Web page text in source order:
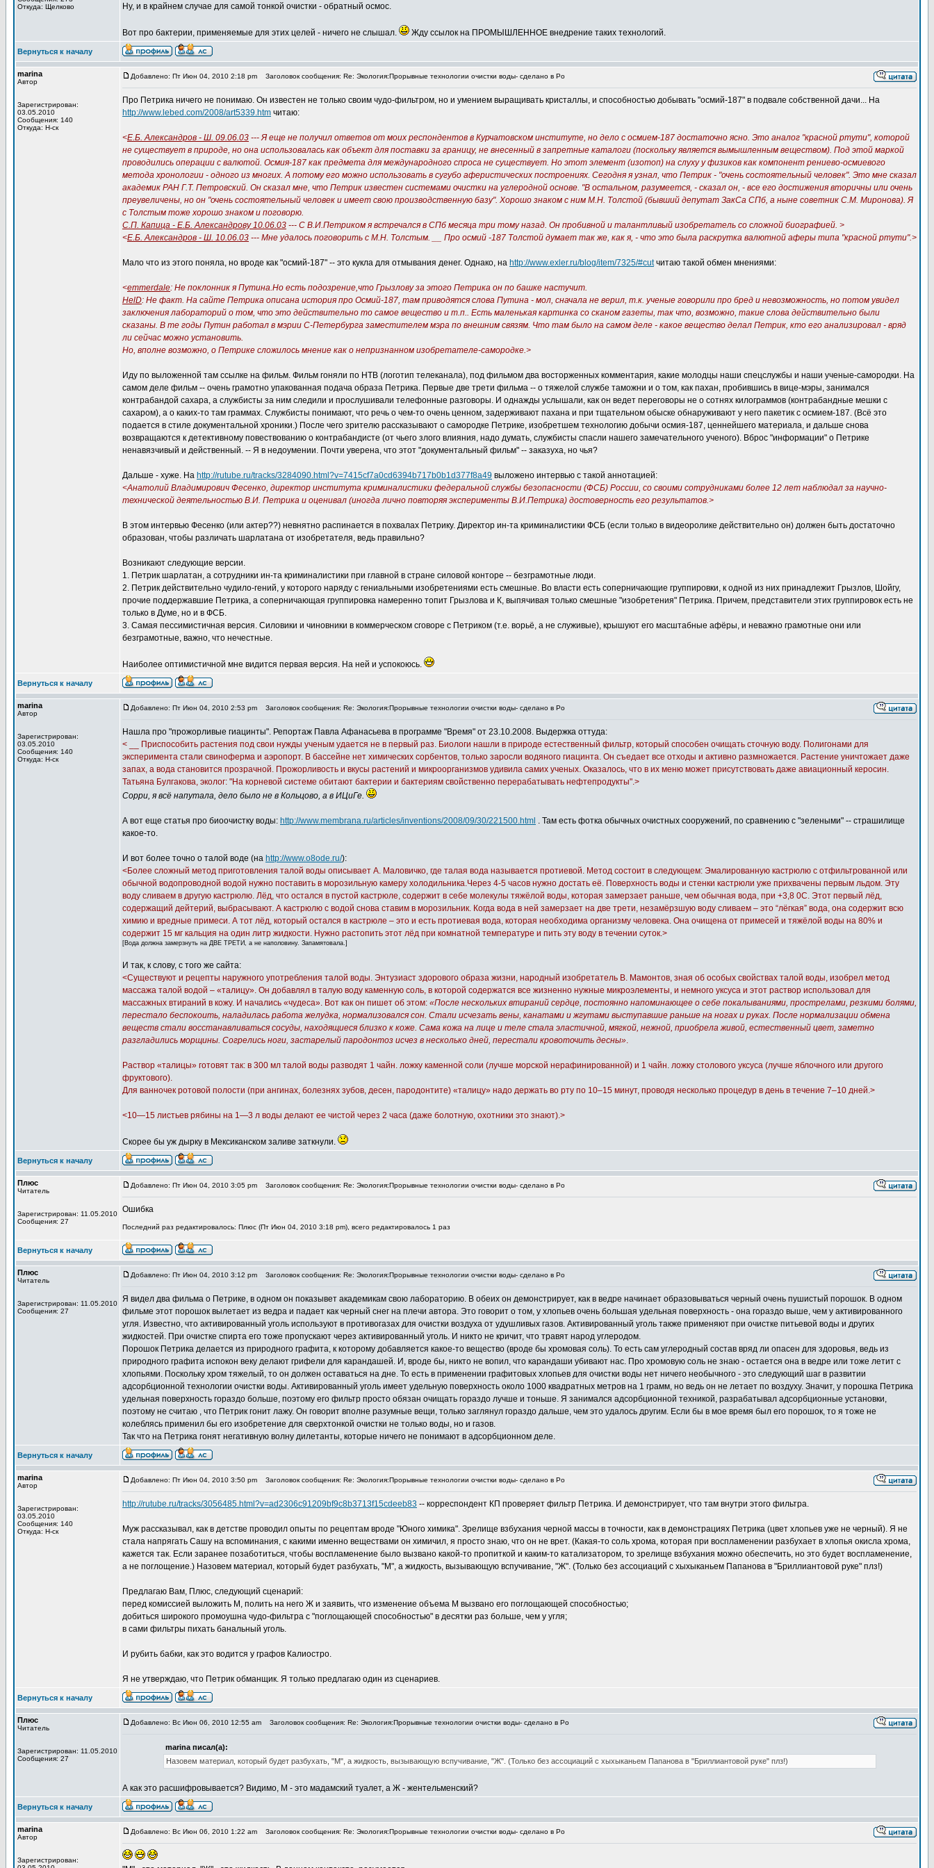
Откуда: Щелково
Ну, и в крайнем случае для самой тонкой очистки - обратный осмос.
Вот про бактерии, применяемые для этих целей - ничего не слышал. Жду ссылок на ПРОМЫШЛЕННОЕ внедрение таких технологий.
Вернуться к началу
marina
Автор
Зарегистрирован:
03.05.2010
Сообщения: 140
Откуда: Н-ск
Добавлено: Пт Июн 04, 2010 2:18 pm Заголовок сообщения: Re: Экология:Прорывные технологии очистки воды- сделано в Ро
Про Петрика ничего не понимаю. Он известен не только своим чудо-фильтром, но и умением выращивать кристаллы, и способностью добывать "осмий-187" в подвале собственной дачи... На
http://www.lebed.com/2008/art5339.htm читаю:
<Е.Б. Александров - Ш. 09.06.03 --- Я еще не получил ответов от моих респондентов в Курчатовском институте, но дело с осмием-187 достаточно ясно. Это аналог "красной ртути", которой
не существует в природе, но она использовалась как объект для поставки за границу, не внесенный в запретные каталоги (поскольку является вымышленным веществом). Под этой маркой
проводились операции с валютой. Осмия-187 как предмета для международного спроса не существует. Но этот элемент (изотоп) на слуху у физиков как компонент рениево-осмиевого
метода хронологии - одного из многих. А потому его можно использовать в сугубо аферистических построениях. Сегодня я узнал, что Петрик - "очень состоятельный человек". Это мне сказал
академик РАН Г.Т. Петровский. Он сказал мне, что Петрик известен системами очистки на углеродной основе. "В остальном, разумеется, - сказал он, - все его достижения вторичны или очень
преувеличены, но он "очень состоятельный человек и имеет свою производственную базу". Хорошо знаком с ним М.Н. Толстой (бывший депутат ЗакСа СПб, а ныне советник С.М. Миронова). Я
с Толстым тоже хорошо знаком и поговорю.
С.П. Капица - Е.Б. Александрову 10.06.03 --- С В.И.Петриком я встречался в СПб месяца три тому назад. Он пробивной и талантливый изобретатель со сложной биографией. >
<Е.Б. Александров - Ш. 10.06.03 --- Мне удалось поговорить с М.Н. Толстым. __ Про осмий -187 Толстой думает так же, как я, - что это была раскрутка валютной аферы типа "красной ртути".>
Мало что из этого поняла, но вроде как "осмий-187" -- это кукла для отмывания денег. Однако, на http://www.exler.ru/blog/item/7325/#cutчитаю такой обмен мнениями:
<emmerdale: Не поклонник я Путина.Но есть подозрение,что Грызлову за этого Петрика он по башке настучит.
HelD: Не факт. На сайте Петрика описана история про Осмий-187, там приводятся слова Путина - мол, сначала не верил, т.к. ученые говорили про бред и невозможность, но потом увидел
заключения лабораторий о том, что это действительно то самое вещество и т.п.. Есть маленькая картинка со сканом газеты, так что, возможно, такие слова действительно были
сказаны. В те годы Путин работал в мэрии С-Петербурга заместителем мэра по внешним связям. Что там было на самом деле - какое вещество делал Петрик, кто его анализировал - вряд
ли сейчас можно установить.
Но, вполне возможно, о Петрике сложилось мнение как о непризнанном изобретателе-самородке.>
Иду по выложенной там ссылке на фильм. Фильм гоняли по НТВ (логотип телеканала), под фильмом два восторженных комментария, какие молодцы наши спецслужбы и наши ученые-самородки. На
самом деле фильм -- очень грамотно упакованная подача образа Петрика. Первые две трети фильма -- о тяжелой службе таможни и о том, как пахан, пробившись в вице-мэры, занимался
контрабандой сахара, а службисты за ним следили и прослушивали телефонные разговоры. И однажды услышали, как он ведет переговоры не о сотнях килограммов (контрабандные мешки с
сахаром), а о каких-то там граммах. Службисты понимают, что речь о чем-то очень ценном, задерживают пахана и при тщательном обыске обнаруживают у него пакетик с осмием-187. (Всё это
подается в стиле документальной хроники.) После чего зрителю рассказывают о самородке Петрике, изобретшем технологию добычи осмия-187, ценнейшего материала, и дальше снова
возвращаются к детективному повествованию о контрабандисте (от чьего злого влияния, надо думать, службисты спасли нашего замечательного ученого). Вброс "информации" о Петрике
ненавязчивый и действенный. -- Я в недоумении. Почти уверена, что этот "документальный фильм" -- заказуха, но чья?
Дальше - хуже. На http://rutube.ru/tracks/3284090.html?v=7415cf7a0cd6394b717b0b1d377f8a49 выложено интервью с такой аннотацией:
<Анатолий Владимирович Фесенко, директор института криминалистики федеральной службы безопасности (ФСБ) России, со своими сотрудниками более 12 лет наблюдал за научно-
технической деятельностью В.И. Петрика и оценивал (иногда лично повторяя эксперименты В.И.Петрика) достоверность его результатов.>
В этом интервью Фесенко (или актер??) невнятно распинается в похвалах Петрику. Директор ин-та криминалистики ФСБ (если только в видеоролике действительно он) должен быть достаточно
образован, чтобы различать шарлатана от изобретателя, ведь правильно?
Возникают следующие версии.
1. Петрик шарлатан, а сотрудники ин-та криминалистики при главной в стране силовой конторе -- безграмотные люди.
2. Петрик действительно чудило-гений, у которого наряду с гениальными изобретениями есть смешные. Во власти есть соперничающие группировки, к одной из них принадлежит Грызлов, Шойгу,
прочие поддержавшие Петрика, а соперничающая группировка намеренно топит Грызлова и К, выпячивая только смешные "изобретения" Петрика. Причем, представители этих группировок есть не
только в Думе, но и в ФСБ.
3. Самая пессимистичная версия. Силовики и чиновники в коммерческом сговоре с Петриком (т.е. ворьё, а не служивые), крышуют его масштабные афёры, и неважно грамотные они или
безграмотные, важно, что нечестные.
Наиболее оптимистичной мне видится первая версия. На ней и успокоюсь.
Вернуться к началу
marina
Автор
Зарегистрирован:
03.05.2010
Сообщения: 140
Откуда: Н-ск
Добавлено: Пт Июн 04, 2010 2:53 pm Заголовок сообщения: Re: Экология:Прорывные технологии очистки воды- сделано в Ро
Нашла про "прожорливые гиацинты". Репортаж Павла Афанасьева в программе "Время" от 23.10.2008. Выдержка оттуда:
< __ Приспособить растения под свои нужды учeным удаeтся не в первый раз. Биологи нашли в природе естественный фильтр, который способен очищать сточную воду. Полигонами для
эксперимента стали свиноферма и аэропорт. В бассейне нет химических сорбентов, только заросли водяного гиацинта. Он съедает все отходы и активно размножается. Растение уничтожает даже
запах, а вода становится прозрачной. Прожорливость и вкусы растений и микроорганизмов удивила самих учeных. Оказалось, что в их меню может присутствовать даже авиационный керосин.
Татьяна Булгакова, эколог: "На корневой системе обитают бактерии и бактериям свойственно перерабатывать нефтепродукты".>
Сорри, я всё напутала, дело было не в Кольцово, а в ИЦиГе.
А вот еще статья про биоочистку воды: http://www.membrana.ru/articles/inventions/2008/09/30/221500.html . Там есть фотка обычных очистных сооружений, по сравнению с "зелеными" -- страшилище
какое-то.
И вот более точно о талой воде (на http://www.o8ode.ru/):
<Более сложный метод приготовления талой воды описывает А. Маловичко, где талая вода называется протиевой. Метод состоит в следующем: Эмалированную кастрюлю с отфильтрованной или
обычной водопроводной водой нужно поставить в морозильную камеру холодильника.Через 4-5 часов нужно достать её. Поверхность воды и стенки кастрюли уже прихвачены первым льдом. Эту
воду сливаем в другую кастрюлю. Лёд, что остался в пустой кастрюле, содержит в себе молекулы тяжёлой воды, которая замерзает раньше, чем обычная вода, при +3,8 0C. Этот первый лёд,
содержащий дейтерий, выбрасывают. А кастрюлю с водой снова ставим в морозильник. Когда вода в ней замерзает на две трети, незамёрзшую воду сливаем – это “лёгкая” вода, она содержит всю
химию и вредные примеси. А тот лёд, который остался в кастрюле – это и есть протиевая вода, которая необходима организму человека. Она очищена от примесей и тяжёлой воды на 80% и
содержит 15 мг кальция на один литр жидкости. Нужно растопить этот лёд при комнатной температуре и пить эту воду в течении суток.>
[Вода должна замерзнуть на ДВЕ ТРЕТИ, а не наполовину. Запамятовала.]
И так, к слову, с того же сайта:
<Существуют и рецепты наружного употребления талой воды. Энтузиаст здорового образа жизни, народный изобретатель В. Мамонтов, зная об особых свойствах талой воды, изобрел метод
массажа талой водой – «талицу». Он добавлял в талую воду каменную соль, в которой содержатся все жизненно нужные микроэлементы, и немного уксуса и этот раствор использовал для
массажных втираний в кожу. И начались «чудеса». Вот как он пишет об этом: «После нескольких втираний сердце, постоянно напоминающее о себе покалываниями, прострелами, резкими болями,
перестало беспокоить, наладилась работа желудка, нормализовался сон. Стали исчезать вены, канатами и жгутами выступавшие раньше на ногах и руках. После нормализации обмена
веществ стали восстанавливаться сосуды, находящиеся близко к коже. Сама кожа на лице и теле стала эластичной, мягкой, нежной, приобрела живой, естественный цвет, заметно
разгладились морщины. Согрелись ноги, застарелый пародонтоз исчез в несколько дней, перестали кровоточить десны».
Раствор «талицы» готовят так: в 300 мл талой воды разводят 1 чайн. ложку каменной соли (лучше морской нерафинированной) и 1 чайн. ложку столового уксуса (лучше яблочного или другого
фруктового).
Для ванночек ротовой полости (при ангинах, болезнях зубов, десен, пародонтите) «талицу» надо держать во рту по 10–15 минут, проводя несколько процедур в день в течение 7–10 дней.>
<10—15 листьев рябины на 1—3 л воды делают ее чистой через 2 часа (даже болотную, охотники это знают).>
Скорее бы уж дырку в Мексиканском заливе заткнули.
Вернуться к началу
Плюс
Читатель
Зарегистрирован: 11.05.2010
Сообщения: 27
Добавлено: Пт Июн 04, 2010 3:05 pm Заголовок сообщения: Re: Экология:Прорывные технологии очистки воды- сделано в Ро
Ошибка
Последний раз редактировалось: Плюс (Пт Июн 04, 2010 3:18 pm), всего редактировалось 1 раз
Вернуться к началу
Плюс
Читатель
Зарегистрирован: 11.05.2010
Сообщения: 27
Добавлено: Пт Июн 04, 2010 3:12 pm Заголовок сообщения: Re: Экология:Прорывные технологии очистки воды- сделано в Ро
Я видел два фильма о Петрике, в одном он показывет академикам свою лабораторию. В обеих он демонстрирует, как в ведре начинает образовываться черный очень пушистый порошок. В одном
фильме этот порошок вылетает из ведра и падает как черный снег на плечи автора. Это говорит о том, у хлопьев очень большая удельная поверхность - она гораздо выше, чем у активированного
угля. Известно, что активированный уголь используют в противогазах для очистки воздуха от удушливых газов. Активированный уголь также применяют при очистке питьевой воды и других
жидкостей. При очистке спирта его тоже пропускают через активированный уголь. И никто не кричит, что травят народ углеродом.
Порошок Петрика делается из природного графита, к которому добавляется какое-то вещество (вроде бы хромовая соль). То есть сам углеродный состав вряд ли опасен для здоровья, ведь из
природного графита испокон веку делают грифели для карандашей. И, вроде бы, никто не вопил, что карандаши убивают нас. Про хромовую соль не знаю - остается она в ведре или тоже летит с
хлопьями. Поскольку хром тяжелый, то он должен оставаться на дне. То есть в применении графитовых хлопьев для очистки воды нет ничего необычного - это следующий шаг в развитии
адсорбционной технологии очистки воды. Активированный уголь имеет удельную поверхность около 1000 квадратных метров на 1 грамм, но ведь он не летает по воздуху. Значит, у порошка Петрика
удельная поверхность гораздо больше, поэтому его фильтр просто обязан очищать гораздо лучше и тоньше. Я занимался адсорбционной техникой, разрабатывал адсорбционные установки,
поэтому не считаю , что Петрик гонит лажу. Он говорит вполне разумные вещи, только заглянул гораздо дальше, чем это удалось другим. Если бы в мое время был его порошок, то я тоже не
колеблясь применил бы его изобретение для сверхтонкой очистки не только воды, но и газов.
Так что на Петрика гонят негативную волну дилетанты, которые ничего не понимают в адсорбционном деле.
Вернуться к началу
marina
Автор
Зарегистрирован:
03.05.2010
Сообщения: 140
Откуда: Н-ск
Добавлено: Пт Июн 04, 2010 3:50 pm Заголовок сообщения: Re: Экология:Прорывные технологии очистки воды- сделано в Ро
http://rutube.ru/tracks/3056485.html?v=ad2306c91209bf9c8b3713f15cdeeb83 -- корреспондент КП проверяет фильтр Петрика. И демонстрирует, что там внутри этого фильтра.
Муж рассказывал, как в детстве проводил опыты по рецептам вроде "Юного химика". Зрелище взбухания черной массы в точности, как в демонстрациях Петрика (цвет хлопьев уже не черный). Я не
стала напрягать Сашу на вспоминания, с какими именно веществами он химичил, я просто знаю, что он не врет. (Какая-то соль хрома, которая при воспламенении разбухает в хлопья окисла хрома,
кажется так. Если заранее позаботиться, чтобы воспламенение было вызвано какой-то пропиткой и каким-то катализатором, то зрелище взбухания можно обеспечить, но это будет воспламенение,
а не поглощение.) Назовем материал, который будет разбухать, "М", а жидкость, вызывающую вспучивание, "Ж". (Только без ассоциаций с хыхыканьем Папанова в "Бриллиантовой руке" плз!)
Предлагаю Вам, Плюс, следующий сценарий:
перед комиссией выложить М, полить на него Ж и заявить, что изменение объема М вызвано его поглощающей способностью;
добиться широкого промоушна чудо-фильтра с "поглощающей способностью" в десятки раз больше, чем у угля;
в сами фильтры пихать банальный уголь.
И рубить бабки, как это водится у графов Калиостро.
Я не утверждаю, что Петрик обманщик. Я только предлагаю один из сценариев.
Вернуться к началу
Плюс
Читатель
Зарегистрирован: 11.05.2010
Сообщения: 27
Добавлено: Вс Июн 06, 2010 12:55 am Заголовок сообщения: Re: Экология:Прорывные технологии очистки воды- сделано в Ро
marina писал(а):
Назовем материал, который будет разбухать, "М", а жидкость, вызывающую вспучивание, "Ж". (Только без ассоциаций с хыхыканьем Папанова в "Бриллиантовой руке" плз!)
А как это расшифровывается? Видимо, М - это мадамский туалет, а Ж - жентельменский?
Вернуться к началу
marina
Автор
Зарегистрирован:
Добавлено: Вс Июн 06, 2010 1:22 am Заголовок сообщения: Re: Экология:Прорывные технологии очистки воды- сделано в Ро